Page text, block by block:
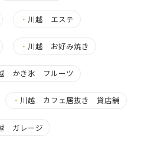
・ 川越 エステ
・ 川越 お好み焼き
かき氷 フルーツ
・ 川越 カフェ居抜き 貸店舗
ガレージ